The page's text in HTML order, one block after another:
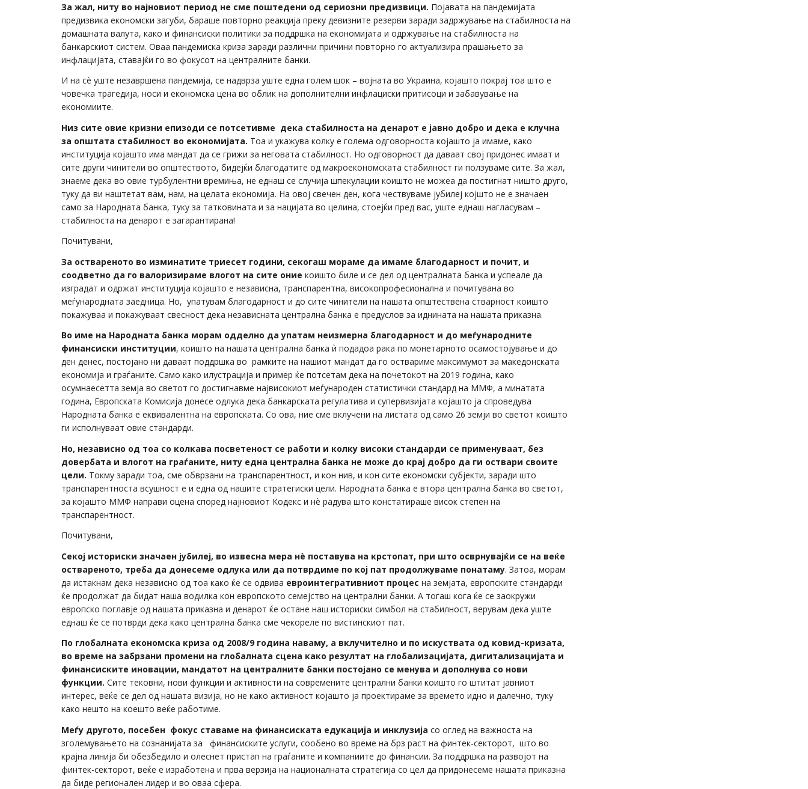
За жал, ниту во најновиот период не сме поштедени од сериозни предизвици. Појавата на пандемијата
предизвика економски загуби, бараше повторно реакција преку девизните резерви заради задржување на стабилноста на
домашната валута, како и финансиски политики за поддршка на економијата и одржување на стабилноста на
банкарскиот систем. Оваа пандемиска криза заради различни причини повторно го актуализира прашањето за
инфлацијата, ставајќи го во фокусот на централните банки.
И на сè уште незавршена пандемија, се надврза уште една голем шок – војната во Украина, којашто покрај тоа што е
човечка трагедија, носи и економска цена во облик на дополнителни инфлациски притисоци и забавување на
економиите.
Низ сите овие кризни епизоди се потсетивме дека стабилноста на денарот е јавно добро и дека е клучна
за општата стабилност во економијата. Тоа и укажува колку е голема одговорноста којашто ја имаме, како
институција којашто има мандат да се грижи за неговата стабилност. Но одговорност да даваат свој придонес имаат и
сите други чинители во општеството, бидејќи благодатите од макроекономската стабилност ги ползуваме сите. За жал,
знаеме дека во овие турбулентни времиња, не еднаш се случија шпекулации коишто не можеа да постигнат ништо друго,
туку да ви наштетат вам, нам, на целата економија. На овој свечен ден, кога чествуваме јубилеј којшто не е значаен
само за Народната банка, туку за татковината и за нацијата во целина, стоејќи пред вас, уште еднаш нагласувам –
стабилноста на денарот е загарантирана!
Почитувани,
За оствареното во изминатите триесет години, секогаш мораме да имаме благодарност и почит, и
соодветно да го валоризираме влогот на сите оние коишто биле и се дел од централната банка и успеале да
изградат и одржат институција којашто е независна, транспарентна, високопрофесионална и почитувана во
меѓународната заедница. Но, упатувам благодарност и до сите чинители на нашата општествена стварност коишто
покажуваа и покажуваат свесност дека независната централна банка е предуслов за иднината на нашата приказна.
Во име на Народната банка морам одделно да упатам неизмерна благодарност и до меѓународните
финансиски институции, коишто на нашата централна банка ѝ подадоа рака по монетарното осамостојување и до
ден денес, постојано ни даваат поддршка во рамките на нашиот мандат да го оствариме максимумот за македонската
економија и граѓаните. Само како илустрација и пример ќе потсетам дека на почетокот на 2019 година, како
осумнаесетта земја во светот го достигнавме највисокиот меѓународен статистички стандард на ММФ, а минатата
година, Европската Комисија донесе одлука дека банкарската регулатива и супервизијата којашто ја спроведува
Народната банка е еквивалентна на европската. Со ова, ние сме вклучени на листата од само 26 земји во светот коишто
ги исполнуваат овие стандарди.
Но, независно од тоа со колкава посветеност се работи и колку високи стандарди се применуваат, без
довербата и влогот на граѓаните, ниту една централна банка не може до крај добро да ги оствари своите
цели. Токму заради тоа, сме обврзани на транспарентност, и кон нив, и кон сите економски субјекти, заради што
транспарентноста всушност е и една од нашите стратегиски цели. Народната банка е втора централна банка во светот,
за којашто ММФ направи оцена според најновиот Кодекс и нè радува што констатираше висок степен на
транспарентност.
Почитувани,
Секој историски значаен јубилеј, во извесна мера нè поставува на крстопат, при што осврнувајќи се на веќе
оствареното, треба да донесеме одлука или да потврдиме по кој пат продолжуваме понатаму. Затоа, морам
да истакнам дека независно од тоа како ќе се одвива евроинтегративниот процес на земјата, европските стандарди
ќе продолжат да бидат наша водилка кон европското семејство на централни банки. А тогаш кога ќе се заокружи
европско поглавје од нашата приказна и денарот ќе остане наш историски симбол на стабилност, верувам дека уште
еднаш ќе се потврди дека како централна банка сме чекореле по вистинскиот пат.
По глобалната економска криза од 2008/9 година наваму, а вклучително и по искуствата од ковид-кризата,
во време на забрзани промени на глобалната сцена како резултат на глобализацијата, дигитализацијата и
финансиските иновации, мандатот на централните банки постојано се менува и дополнува со нови
функции. Сите тековни, нови функции и активности на современите централни банки коишто го штитат јавниот
интерес, веќе се дел од нашата визија, но не како активност којашто ја проектираме за времето идно и далечно, туку
како нешто на коешто веќе работиме.
Меѓу другото, посебен фокус ставаме на финансиската едукација и инклузија со оглед на важноста на
зголемувањето на сознанијата за финансиските услуги, сообено во време на брз раст на финтек-секторот, што во
крајна линија би обезбедило и олеснет пристап на граѓаните и компаниите до финансии. За поддршка на развојот на
финтек-секторот, веќе е изработена и прва верзија на националната стратегија со цел да придонесеме нашата приказна
да биде регионален лидер и во оваа сфера.